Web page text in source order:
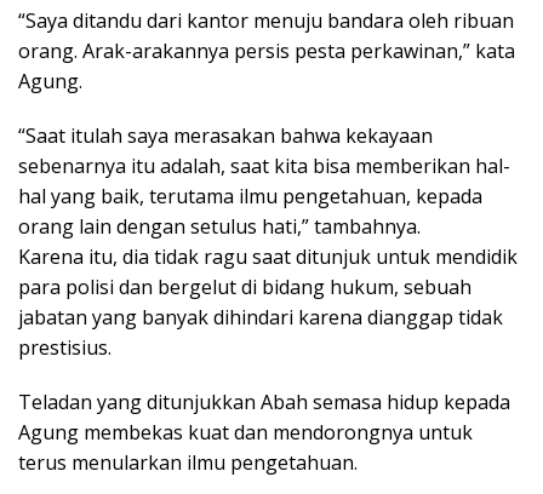
“Saya ditandu dari kantor menuju bandara oleh ribuan
orang. Arak-arakannya persis pesta perkawinan,” kata
Agung.
“Saat itulah saya merasakan bahwa kekayaan
sebenarnya itu adalah, saat kita bisa memberikan hal-
hal yang baik, terutama ilmu pengetahuan, kepada
orang lain dengan setulus hati,” tambahnya.
Karena itu, dia tidak ragu saat ditunjuk untuk mendidik
para polisi dan bergelut di bidang hukum, sebuah
jabatan yang banyak dihindari karena dianggap tidak
prestisius.
Teladan yang ditunjukkan Abah semasa hidup kepada
Agung membekas kuat dan mendorongnya untuk
terus menularkan ilmu pengetahuan.